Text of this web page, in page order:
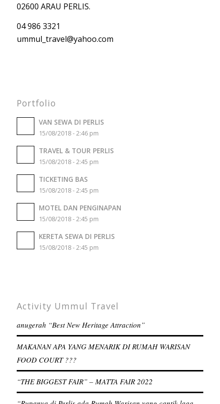
02600 ARAU PERLIS.
04 986 3321
ummul_travel@yahoo.com
Portfolio
VAN SEWA DI PERLIS
15/08/2018 - 2:46 pm
TRAVEL & TOUR PERLIS
15/08/2018 - 2:45 pm
TICKETING BAS
15/08/2018 - 2:45 pm
MOTEL DAN PENGINAPAN
15/08/2018 - 2:45 pm
KERETA SEWA DI PERLIS
15/08/2018 - 2:45 pm
Activity Ummul Travel
anugerah “Best New Heritage Attraction”
MAKANAN APA YANG MENARIK DI RUMAH WARISAN
FOOD COURT ???
“THE BIGGEST FAIR” – MATTA FAIR 2022